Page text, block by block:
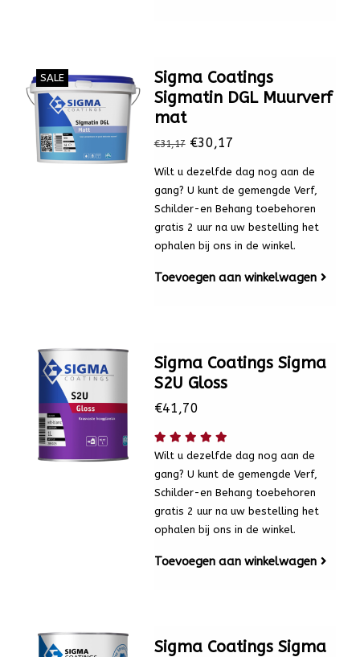
SALE
Sigma Coatings
Sigmatin DGL Muurverf
mat
€31,17€30,17
Wilt u dezelfde dag nog aan de
gang? U kunt de gemengde Verf,
Schilder-en Behang toebehoren
gratis 2 uur na uw bestelling het
ophalen bij ons in de winkel.
Toevoegen aan winkelwagen
Sigma Coatings Sigma
S2U Gloss
€41,70
Wilt u dezelfde dag nog aan de
gang? U kunt de gemengde Verf,
Schilder-en Behang toebehoren
gratis 2 uur na uw bestelling het
ophalen bij ons in de winkel.
Toevoegen aan winkelwagen
Sigma Coatings Sigma